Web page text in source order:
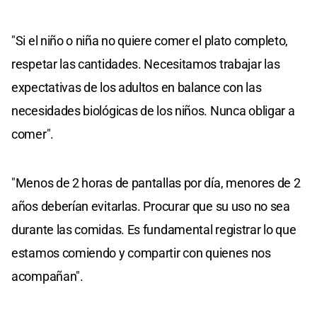
"Si el niño o niña no quiere comer el plato completo,
respetar las cantidades. Necesitamos trabajar las
expectativas de los adultos en balance con las
necesidades biológicas de los niños. Nunca obligar a
comer".
"Menos de 2 horas de pantallas por día, menores de 2
años deberían evitarlas. Procurar que su uso no sea
durante las comidas. Es fundamental registrar lo que
estamos comiendo y compartir con quienes nos
acompañan".